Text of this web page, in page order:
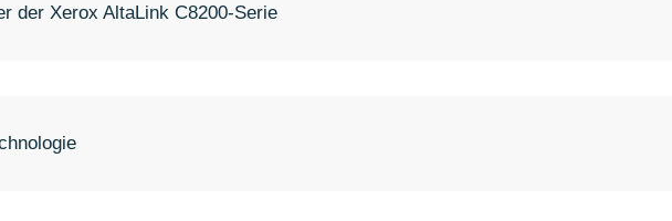
der Xerox AltaLink C8200-Serie